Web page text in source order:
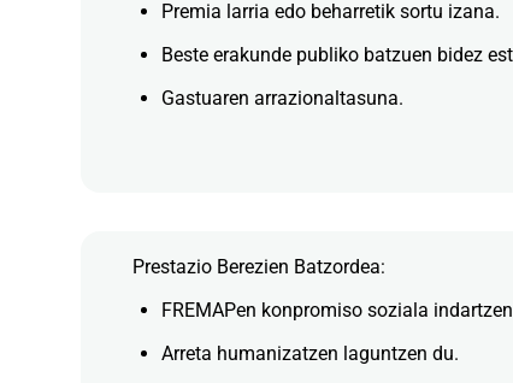
Premia larria edo beharretik sortu izana.
Beste erakunde publiko batzuen bidez
Gastuaren arrazionaltasuna.
Prestazio Berezien Batzordea:
FREMAPen konpromiso soziala
Arreta humanizatzen laguntzen du.